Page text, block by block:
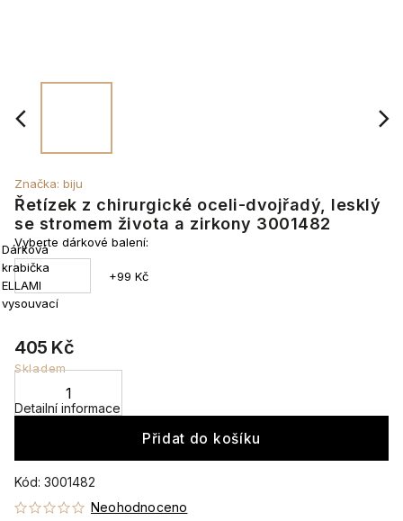
Řetízek z chirurgické oceli-dvojřadý, lesklý
se stromem života a zirkony 3001482
Neohodnoceno
Kód: 3001482
Značka: biju
405 Kč
Skladem
Vyberte dárkové balení:
Dárková
krabička
ELLAMI
vysouvací
+99 Kč
Přidat do košíku
Detailní informace